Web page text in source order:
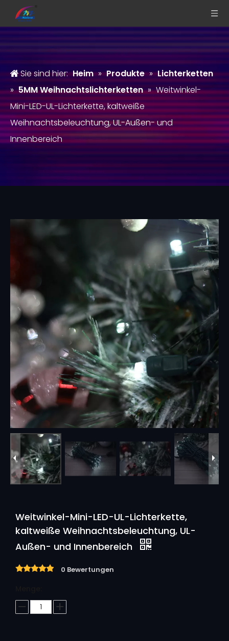
Sie sind hier: Heim » Produkte » Lichterketten
» 5MM Weihnachtslichterketten » Weitwinkel-
Mini-LED-UL-Lichterkette, kaltweiße
Weihnachtsbeleuchtung, UL-Außen- und
Innenbereich
Weitwinkel-Mini-LED-UL-Lichterkette,
kaltweiße Weihnachtsbeleuchtung, UL-
Außen- und Innenbereich
0 Bewertungen